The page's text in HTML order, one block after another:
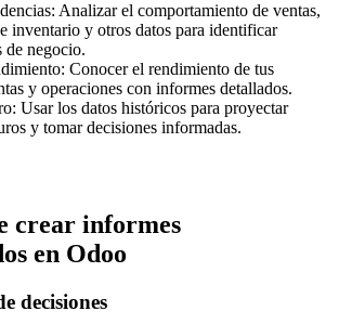
Analizar el comportamiento de ventas,
inventario y otros datos para identificar
de negocio.
Conocer el rendimiento de tus
y operaciones con informes detallados.
Usar los datos históricos para proyectar
y tomar decisiones informadas.
crear informes
en Odoo
decisiones